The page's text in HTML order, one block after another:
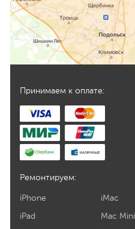
Принимаем к оплате:
Ремонтируем:
iPhone
iPad
iMac
Mac Mini